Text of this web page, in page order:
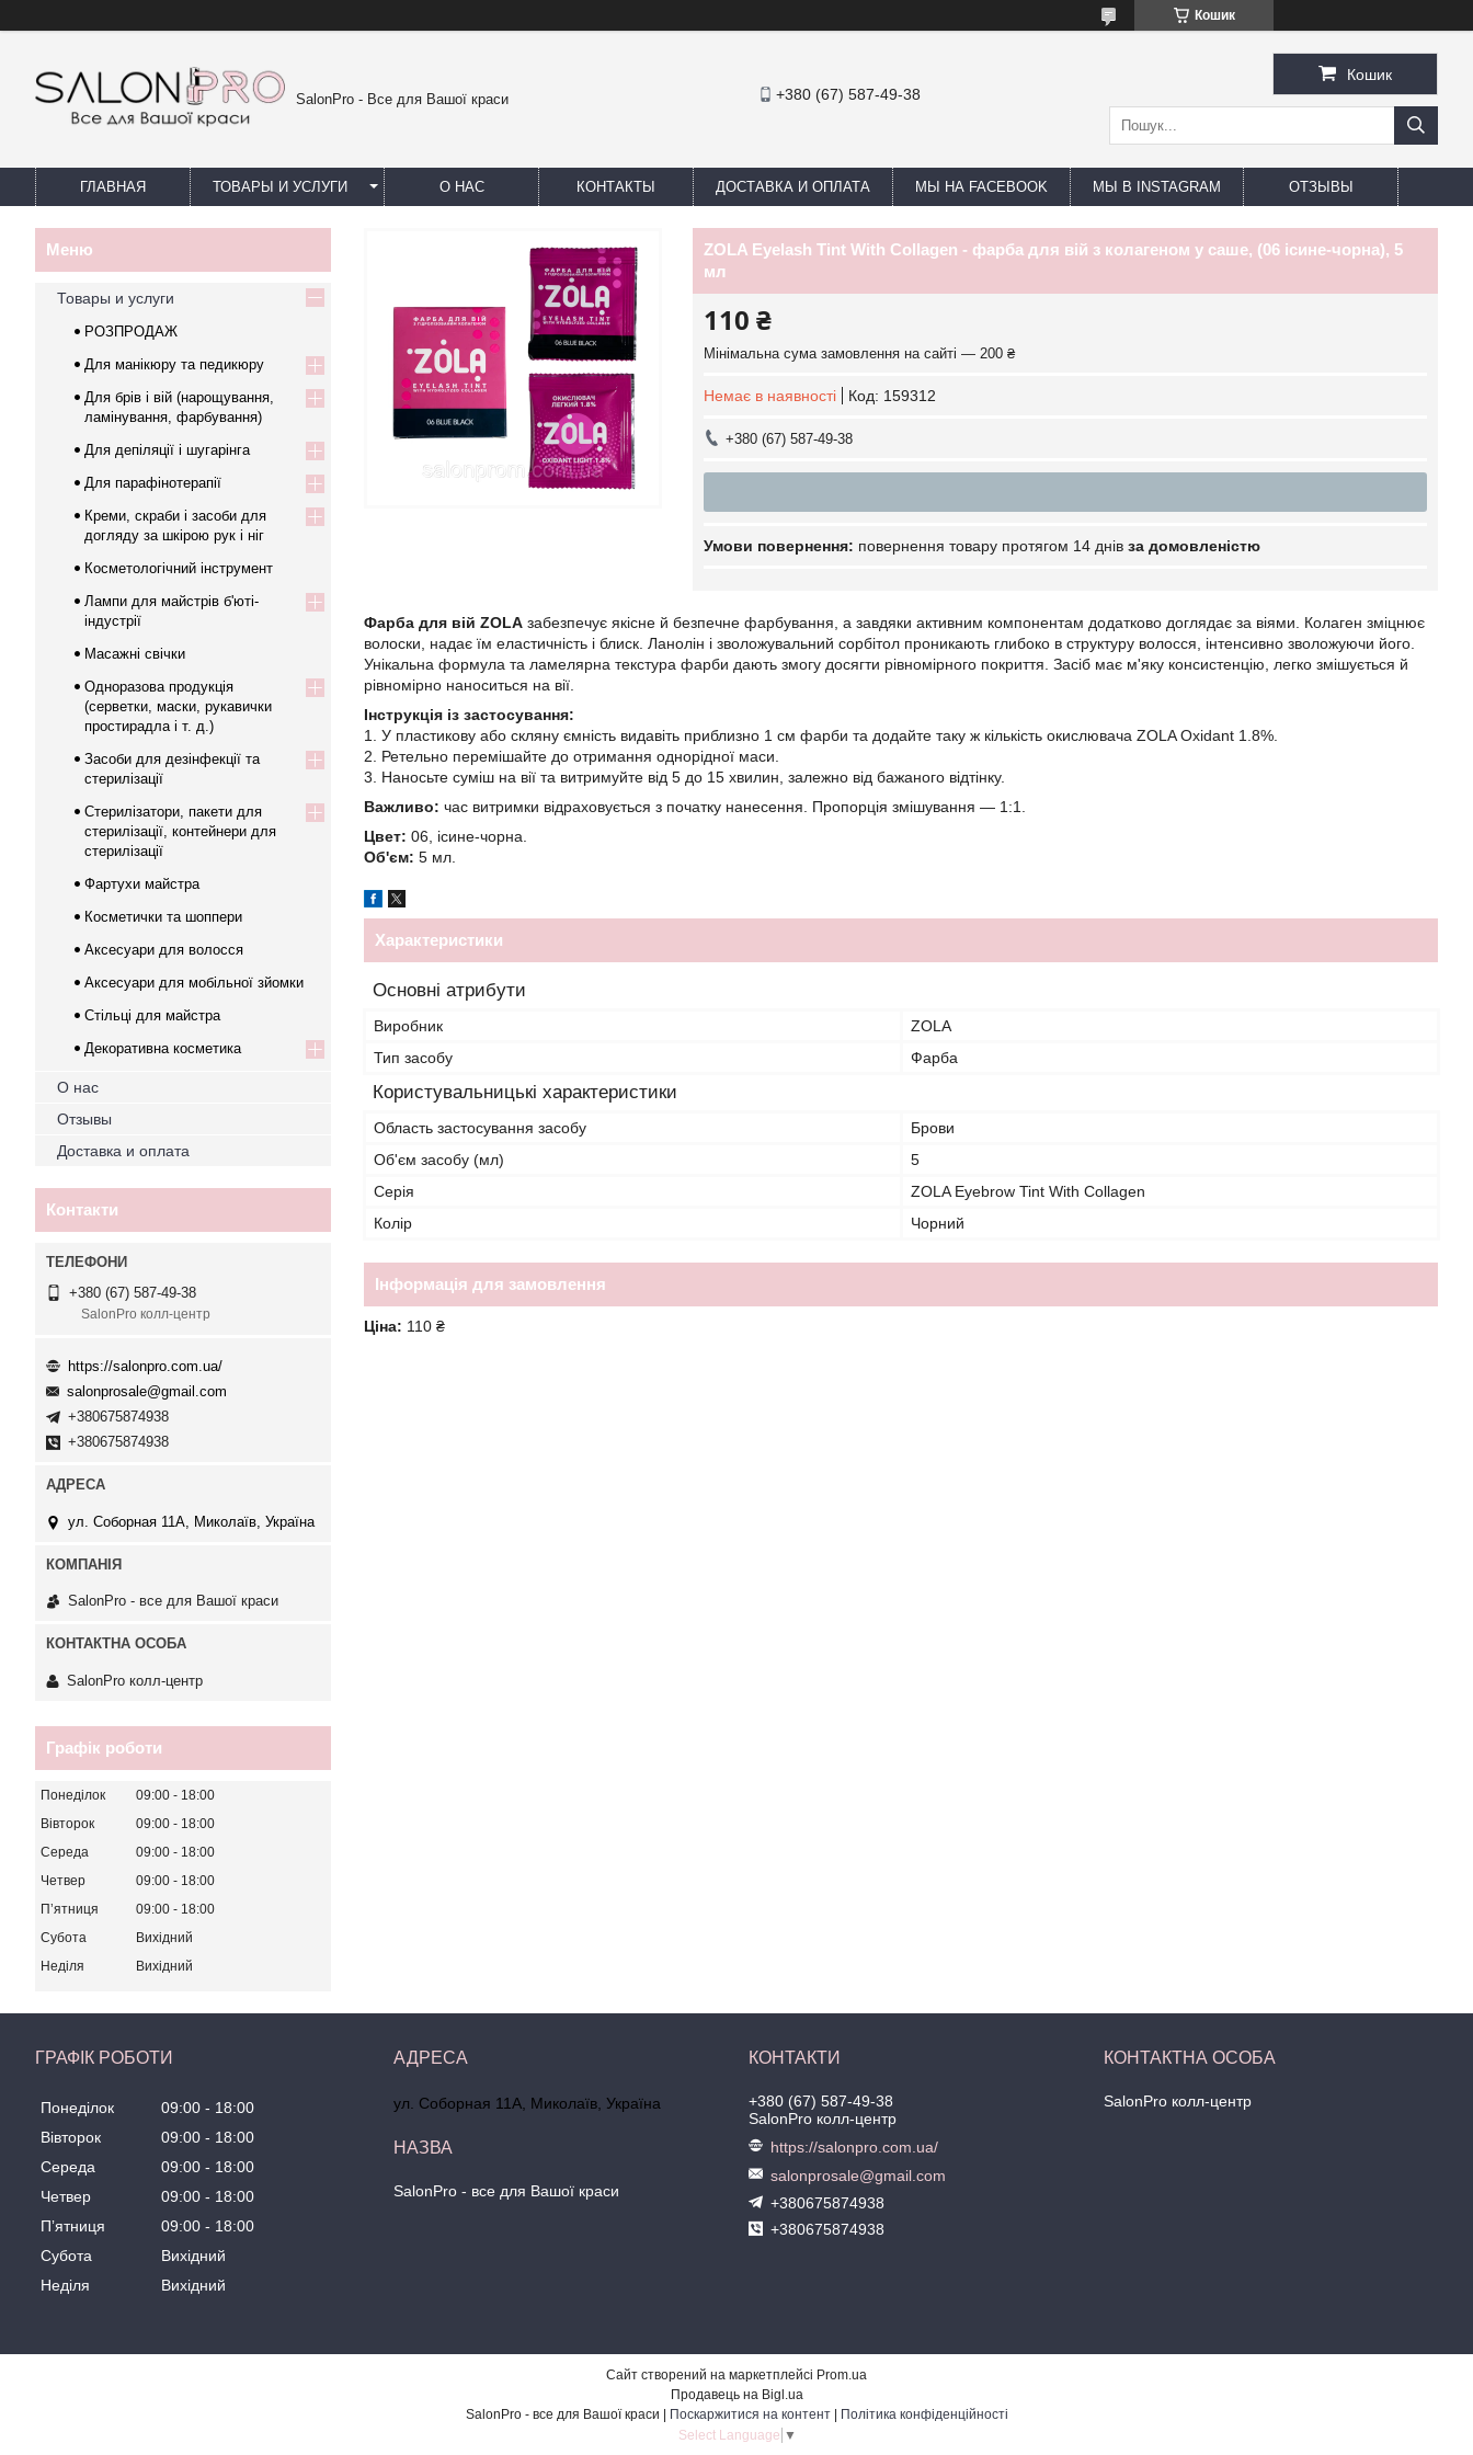
Кошик
SalonPro - Все для Вашої краси +380 (67) 587-49-38
Кошик
ГЛАВНАЯ ТОВАРЫ И УСЛУГИ О НАС КОНТАКТЫ ДОСТАВКА И ОПЛАТА МЫ НА FACEBOOK МЫ В INSTAGRAM ОТЗЫВЫ
ZOLA Eyelash Tint With Collagen - фарба для вій з колагеном у саше, (06 ісине-чорна), 5
мл
110 ₴
Мінімальна сума замовлення на сайті — 200 ₴
Немає в наявності Код: 159312
+380 (67) 587-49-38
повернення товару протягом 14 днів за домовленістю
Фарба для вій ZOLA забезпечує якісне й безпечне фарбування, а завдяки активним компонентам додатково доглядає за віями. Колаген зміцнює
волоски, надає їм еластичність і блиск. Ланолін і зволожувальний сорбітол проникають глибоко в структуру волосся, інтенсивно зволожуючи його.
Унікальна формула та ламелярна текстура фарби дають змогу досягти рівномірного покриття. Засіб має м'яку консистенцію, легко змішується й
рівномірно наноситься на вії.
Інструкція із застосування:
1. У пластикову або скляну ємність видавіть приблизно 1 см фарби та додайте таку ж кількість окислювача ZOLA Oxidant 1.8%.
2. Ретельно перемішайте до отримання однорідної маси.
3. Наносьте суміш на вії та витримуйте від 5 до 15 хвилин, залежно від бажаного відтінку.
Важливо: час витримки відраховується з початку нанесення. Пропорція змішування — 1:1.
Цвет: 06, ісине-чорна.
Об'єм: 5 мл.
Характеристики
Основні атрибути
Виробник
ZOLA
Тип засобу
Фарба
Користувальницькі характеристики
Область застосування засобу
Брови
Об'єм засобу (мл)
5
Серія
ZOLA Eyebrow Tint With Collagen
Колір
Чорний
Інформація для замовлення
Ціна: 110 ₴
Товары и услуги
РОЗПРОДАЖ
Для манікюру та педикюру
Для брів і вій (нарощування,
ламінування, фарбування)
Для депіляції і шугарінга
Для парафінотерапії
Креми, скраби і засоби для
догляду за шкірою рук і ніг
Косметологічний інструмент
Лампи для майстрів б'юті-
індустрії
Масажні свічки
Одноразова продукція
(серветки, маски, рукавички
простирадла і т. д.)
Засоби для дезінфекції та
стерилізації
Стерилізатори, пакети для
стерилізації, контейнери для
стерилізації
Фартухи майстра
Косметички та шоппери
Аксесуари для волосся
Аксесуари для мобільної зйомки
Стільці для майстра
Декоративна косметика
О нас
Отзывы
Доставка и оплата
Контакти
+380 (67) 587-49-38
SalonPro колл-центр
https://salonpro.com.ua/
salonprosale@gmail.com
+380675874938
+380675874938
ул. Соборная 11А, Миколаїв, Україна
SalonPro - все для Вашої краси
SalonPro колл-центр
Графік роботи
Понеділок 09:00
18:00
Вівторок
09:00
18:00
Середа
09:00
18:00
Четвер
09:00
18:00
Пʼятниця
09:00
18:00
Субота
Вихідний
Неділя
Вихідний
ГРАФІК РОБОТИ
Понеділок 09:00
18:00
Вівторок
09:00
18:00
Середа
09:00
18:00
Четвер
09:00
18:00
Пʼятниця
09:00
18:00
Субота
Вихідний
Неділя
Вихідний
ул. Соборная 11А, Миколаїв, Україна
SalonPro - все для Вашої краси
+380 (67) 587-49-38
SalonPro колл-центр
https://salonpro.com.ua/
salonprosale@gmail.com
+380675874938
+380675874938
SalonPro колл-центр
Сайт створений на маркетплейсі Prom.ua
Продавець на Bigl.ua
SalonPro - все для Вашої краси | Поскаржитися на контент | Політика конфіденційності
Select Language ▼